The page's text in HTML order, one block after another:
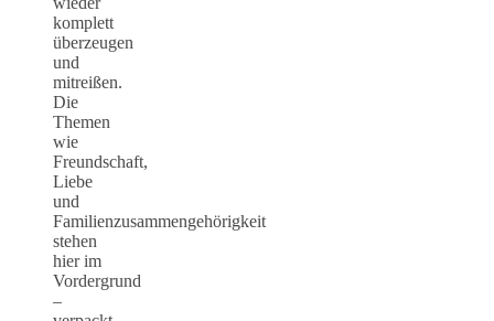
komplett
überzeugen
und
mitreißen.
Die
Themen
wie
Freundschaft,
Liebe
und
Familienzusammengehörigkeit
stehen
hier im
Vordergrund
–